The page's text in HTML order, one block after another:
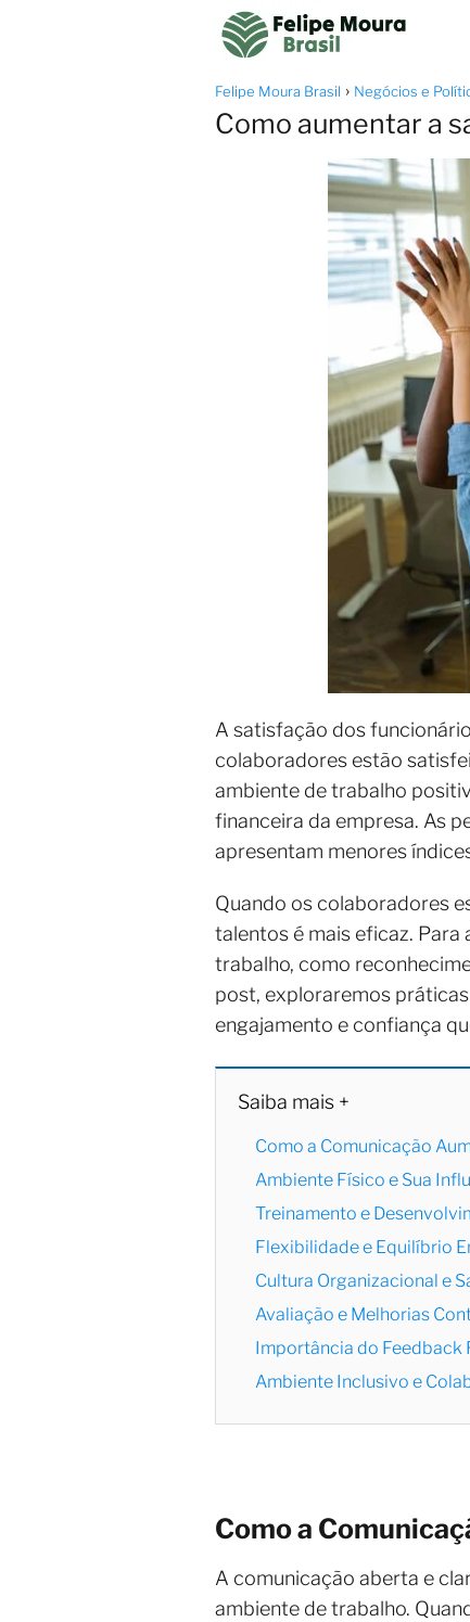
Felipe Moura Brasil Negócios e
Como aumentar a
A satisfação dos
colaboradores estão
ambiente de trabalho
financeira da empresa. As
apresentam menores
Quando os colaboradores
talentos é mais eficaz.
trabalho, como
post, exploraremos
engajamento e confiança
Saiba mais +
Como a Comunicação
Ambiente Físico e Sua
Treinamento e
Flexibilidade e Equilíbrio
Cultura Organizacional e
Avaliação e Melhorias
Importância do Feedback
Ambiente Inclusivo e
Como a
A comunicação aberta e
ambiente de trabalho.